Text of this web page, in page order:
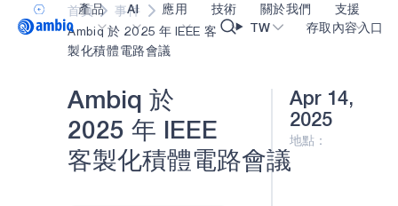
產品 AI 應用
醫療保健
工業邊緣
智能遙控器
技術
graphiqSPOT
neuralSPOT
關於我們
部落格
讓我們共同建設未來
支援
詞彙表
TW 存取內容入口
首頁
事件
Ambiq 於 2025 年 IEEE 客
製化積體電路會議
Am biq 於
2025 年 E E E
客製化積體電路會議
Apr 14,
2025
地點：
填寫並提交
以下表格以
存取
"Ambiq 於
2025 年
IEEE 客製化
積體電路會
公司
"Ambiq 於 2025 年 IEEE 客製化積體電
路會議"
Video title